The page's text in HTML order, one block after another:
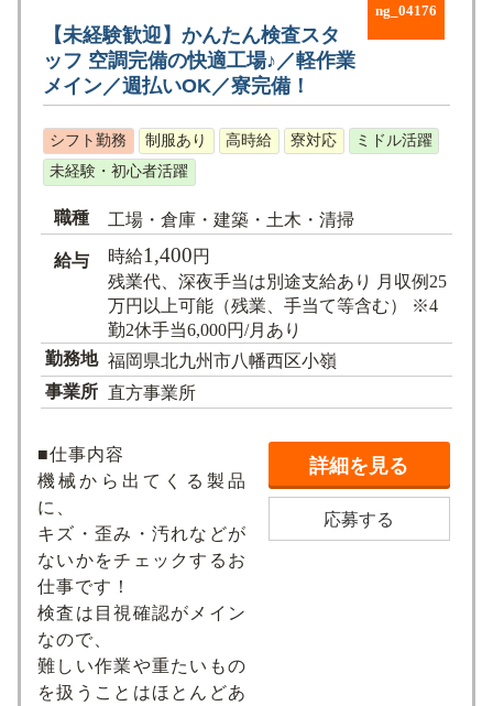
ブログ
ng_04176
【未経験歓迎】かんたん検査スタ
ッフ 空調完備の快適工場♪／軽作業
メイン／週払いOK／寮完備！
シフト勤務 制服あり 高時給 寮対応
ミドル活躍
未経験・初心者活躍
職種 工場・倉庫・建築・土木・清掃
給与 時給1,400円
残業代、深夜手当は別途支給あり 月収例25
万円以上可能（残業、手当て等含む） ※4
勤2休手当6,000円/月あり
勤務地 福岡県北九州市八幡西区小嶺
事業所 直方事業所
■仕事内容
機械から出てくる製品
に、
キズ・歪み・汚れなどが
ないかをチェックするお
仕事です！
検査は目視確認がメイン
なので、
難しい作業や重たいもの
を扱うことはほとんどあ
詳細を見る
応募する